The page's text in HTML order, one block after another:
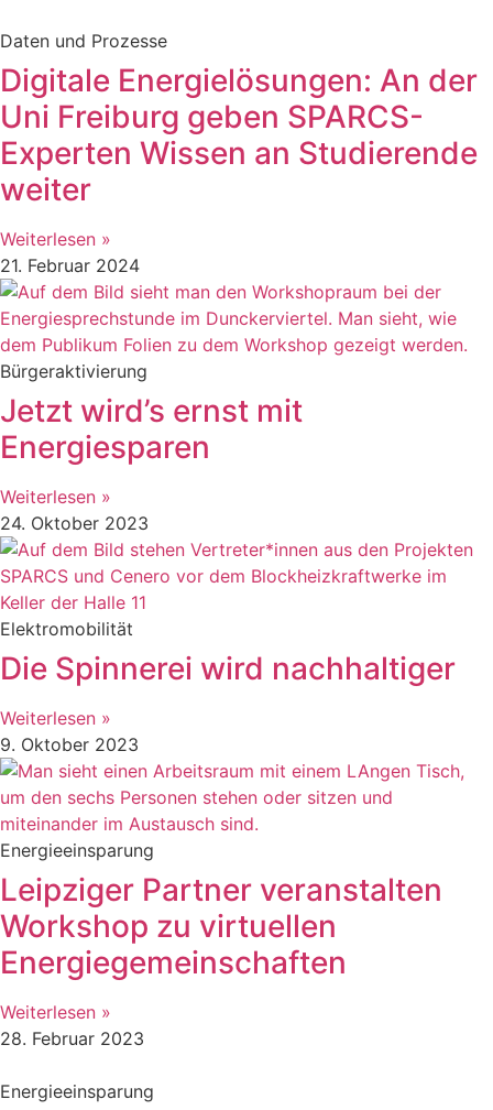
Daten und Prozesse
Digitale Energielösungen: An der
Uni Freiburg geben SPARCS-
Experten Wissen an Studierende
weiter
Weiterlesen »
21. Februar 2024
Bürgeraktivierung
Jetzt wird’s ernst mit
Energiesparen
Weiterlesen »
24. Oktober 2023
Elektromobilität
Die Spinnerei wird nachhaltiger
Weiterlesen »
9. Oktober 2023
Energieeinsparung
Leipziger Partner veranstalten
Workshop zu virtuellen
Energiegemeinschaften
Weiterlesen »
28. Februar 2023
Energieeinsparung